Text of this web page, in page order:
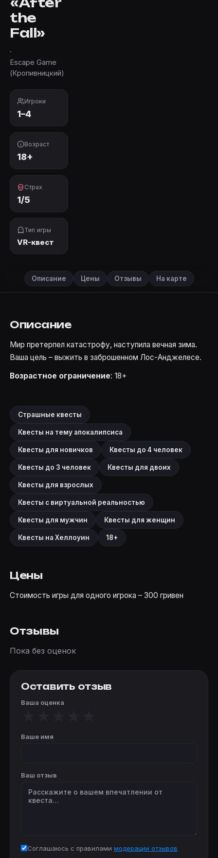
the
Fall»
·
Escape Game
(Кропивницкий)
Игроки
1–4
Возраст
18+
Страх
1/5
Тип игры
VR-квест
Описание Цены Отзывы На карте
Описание
Мир претерпел катастрофу, наступила вечная зима.
Ваша цель – выжить в заброшенном Лос-Анджелесе.
Возрастное ограничение: 18+
Страшные квесты
Квесты на тему апокалипсиса
Квесты для новичков Квесты до 4 человек
Квесты до 3 человек Квесты для двоих
Квесты для взрослых
Квесты с виртуальной реальностью
Квесты для мужчин Квесты для женщин
Квесты на Хеллоуин 18+
Цены
Стоимость игры для одного игрока – 300 гривен
Отзывы
Пока без оценок
Оставить отзыв
Ваша оценка
Ваше имя
Ваш отзыв
Соглашаюсь с правилами модерации отзывов